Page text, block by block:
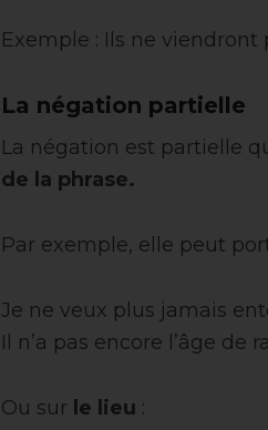
Exemple : Ils ne viendront
La négation partielle
La négation est partielle
de la phrase.
Par exemple, elle peut
Je ne veux plus jamais
Il n’a pas encore l’âge de
Ou sur le lieu :